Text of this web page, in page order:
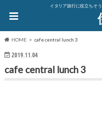
イタリア旅行に役立ちそ
HOME cafe central lunch 3
2019.11.04
cafe central lunch 3